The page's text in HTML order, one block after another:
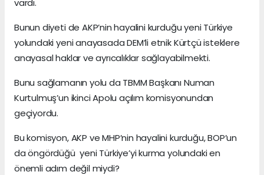
vardı.
Bunun diyeti de AKP’nin hayalini kurduğu yeni Türkiye
yolundaki yeni anayasada DEM’li etnik Kürtçü isteklere
anayasal haklar ve ayrıcalıklar sağlayabilmekti.
Bunu sağlamanın yolu da TBMM Başkanı Numan
Kurtulmuş’un ikinci Apolu açılım komisyonundan
geçiyordu.
Bu komisyon, AKP ve MHP’nin hayalini kurduğu, BOP’un
da öngördüğü yeni Türkiye’yi kurma yolundaki en
önemli adım değil miydi?